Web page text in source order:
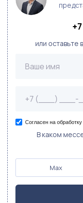
или оставьте
Согласен на
В каком
Max